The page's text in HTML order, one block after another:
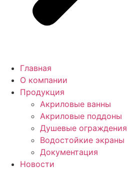
Главная
О компании
Продукция
Акриловые ванны
Акриловые поддоны
Душевые ограждения
Водостойкие экраны
Документация
Новости